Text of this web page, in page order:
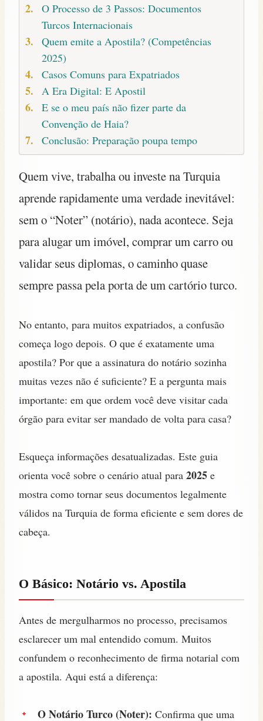
O Processo de 3 Passos: Documentos
Turcos Internacionais
Quem emite a Apostila? (Competências
2025)
Casos Comuns para Expatriados
A Era Digital: E Apostil
E se o meu país não fizer parte da
Convenção de Haia?
Conclusão: Preparação poupa tempo
Quem vive, trabalha ou investe na Turquia
aprende rapidamente uma verdade inevitável:
sem o “Noter” (notário), nada acontece. Seja
para alugar um imóvel, comprar um carro ou
validar seus diplomas, o caminho quase
sempre passa pela porta de um cartório turco.
No entanto, para muitos expatriados, a confusão
começa logo depois. O que é exatamente uma
apostila? Por que a assinatura do notário sozinha
muitas vezes não é suficiente? E a pergunta mais
importante: em que ordem você deve visitar cada
órgão para evitar ser mandado de volta para casa?
Esqueça informações desatualizadas. Este guia
orienta você sobre o cenário atual para 2025 e
mostra como tornar seus documentos legalmente
válidos na Turquia de forma eficiente e sem dores de
cabeça.
O Básico: Notário vs. Apostila
Antes de mergulharmos no processo, precisamos
esclarecer um mal entendido comum. Muitos
confundem o reconhecimento de firma notarial com
a apostila. Aqui está a diferença:
O Notário Turco (Noter): Confirma que uma